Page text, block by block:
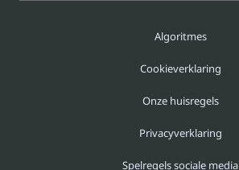
Algoritmes
Cookieverklaring
Onze huisregels
Privacyverklaring
Spelregels sociale media